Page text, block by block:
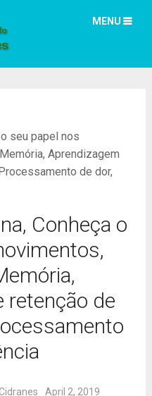
MENU
seu papel nos
Aprendizagem
de dor,
Conheça o
retenção de
April 2, 2019